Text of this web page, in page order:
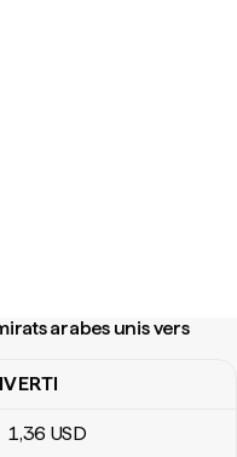
arabes unis vers
arabes unis vers
1,36 USD